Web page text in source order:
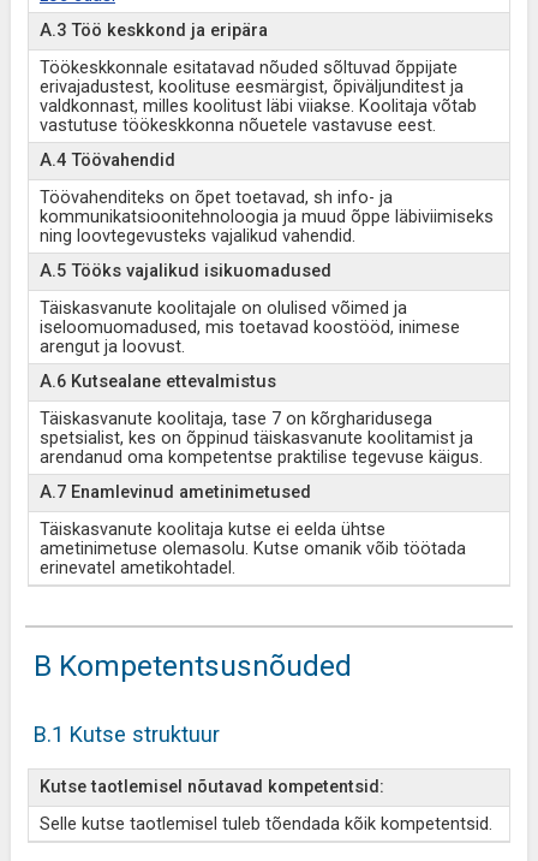
A.3 Töö keskkond ja eripära
Töökeskkonnale esitatavad nõuded sõltuvad õppijate
erivajadustest, koolituse eesmärgist, õpiväljunditest ja
valdkonnast, milles koolitust läbi viiakse. Koolitaja võtab
vastutuse töökeskkonna nõuetele vastavuse eest.
A.4 Töövahendid
Töövahenditeks on õpet toetavad, sh info- ja
kommunikatsioonitehnoloogia ja muud õppe läbiviimiseks
ning loovtegevusteks vajalikud vahendid.
A.5 Tööks vajalikud isikuomadused
Täiskasvanute koolitajale on olulised võimed ja
iseloomuomadused, mis toetavad koostööd, inimese
arengut ja loovust.
A.6 Kutsealane ettevalmistus
Täiskasvanute koolitaja, tase 7 on kõrgharidusega
spetsialist, kes on õppinud täiskasvanute koolitamist ja
arendanud oma kompetentse praktilise tegevuse käigus.
A.7 Enamlevinud ametinimetused
Täiskasvanute koolitaja kutse ei eelda ühtse
ametinimetuse olemasolu. Kutse omanik võib töötada
erinevatel ametikohtadel.
B Kompetentsusnõuded
B.1 Kutse struktuur
Kutse taotlemisel nõutavad kompetentsid:
Selle kutse taotlemisel tuleb tõendada kõik kompetentsid.